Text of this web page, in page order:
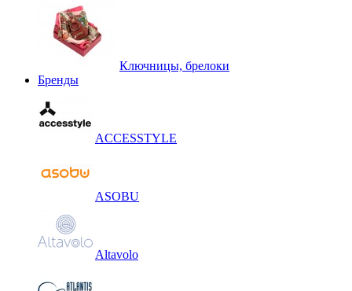
Ключницы, брелоки
Бренды
ACCESSTYLE
ASOBU
Altavolo